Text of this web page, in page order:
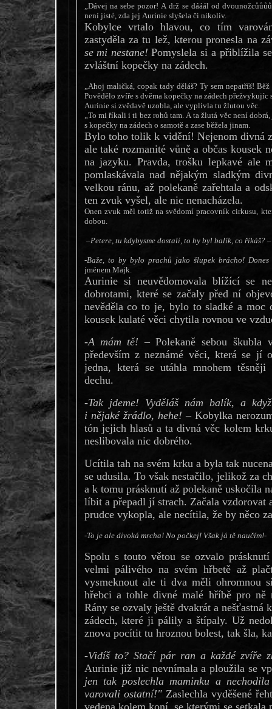
„Dávej na sebe pozor! A drž se dááál od
není jisté, zda jej Aurinie slyšela či nikoliv.
Kobylce vrtalo hlavou, co tím
zastyděla za tu lež, kterou pronesla na
se mi nestane! Pomyslela si a přiblížila
zvláštní kopečky na zádech.
„Ahoj maličká, copak tady děláš? Ty sem nepatříš!
Povědělo zvíře s dvěma kopečky na zádech přežvykujíc
Aurinie si zvědavě uzobla, ale vyplivla tu žlutou věc.
„To mi říkali i ti bez rohů tam. A ta žlutá věc není
s kopečky na zádech o samotě a zase běžela jinam.
Bylo toho tolik k vidění! Nejenom divná
ale také rozmanité vůně a občas kousek
na jazyku. Pravda, trošku lepkavé ale
pomlaskávala nad nějakým sladkým
velkou ránu, až polekaně zařehtala a
ten zvuk vyšel, ale nic nenacházela.
Onen zvuk měl totiž na svědomí pracovník cirkusu,
dobou.
–Petere, tu kdybysme dostali, to by byl balík, co říkáš? –
-Baže, to by bylo prachů jako šlupek brácho!
jménem Majk.
Aurinie si neuvědomovala blížící se
dobrotami, které se začaly před ní
nevěděla co to je, bylo to sladké a moc
kousek kulaté věci chytila rovnou ve
-A mám tě! –Polekaně sebou škubla
především z neznámé věci, která se jí
jedna, která se utáhla mnohem
dechu.
-Tak jdeme! Vyděláš nám balík, a
i nějaké žrádlo, hehe! –Kobylka
tón jejich hlasů a ta divná věc kolem
neslibovala nic dobrého.
Ucítila tah na svém krku a byla tak
se udusila. To však nestačilo, jelikož za
a k tomu prásknutí až polekaně uskočila
líbit a přepadl jí strach. Začala vzdorovat
prudce vykopla, ale necítila, že by něco
-To je ale divoká mrcha! No počkej! Však já tě naučím!-
Spolu s touto větou se ozvalo
velmi pálivého na svém hřbetě až
vysmeknout ale ti dva měli ohromnou
hřebci a tohle divné malé hříbě pro ně
Rány se ozvaly ještě dvakrát a
zádech, které ji pálily a štípaly. Už
znova pocítit tu hroznou bolest, tak šla,
-Vidíš to? Stačí pár ran a každé zvíře
Aurinie již nic nevnímala a ploužila se
jen tak poslechla maminku a
varovali ostatní!" Zaslechla vyděšené
vedena kolem koní, se kterými se setkala